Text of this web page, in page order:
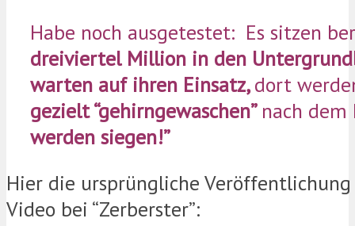
Habe noch ausgetestet: Es sitzen
dreiviertel Million in den
warten auf ihren Einsatz,dort
gezielt “gehirngewaschen” nach
werden siegen!”
Hier die ursprüngliche Veröffentlichung
Video bei “Zerberster”: